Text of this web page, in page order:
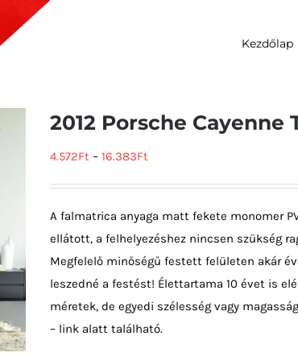
Kezdőlap
2012 Porsche Cayenne
4.572Ft – 16.383Ft
A falmatrica anyaga matt fekete monomer
ellátott, a felhelyezéshez nincsen szükség
Megfelelő minőségű festett felületen akár
leszedné a festést! Élettartama 10 évet is
méretek, de egyedi szélesség vagy
– link alatt található.